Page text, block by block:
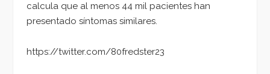
calcula que al menos 44 mil pacientes han
presentado síntomas similares.
https://twitter.com/80fredster23